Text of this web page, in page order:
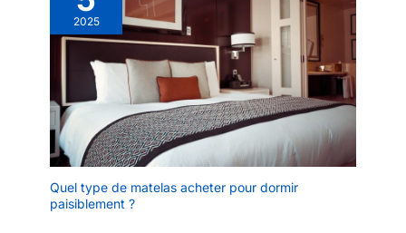
2025
Quel type de matelas acheter pour dormir
paisiblement ?